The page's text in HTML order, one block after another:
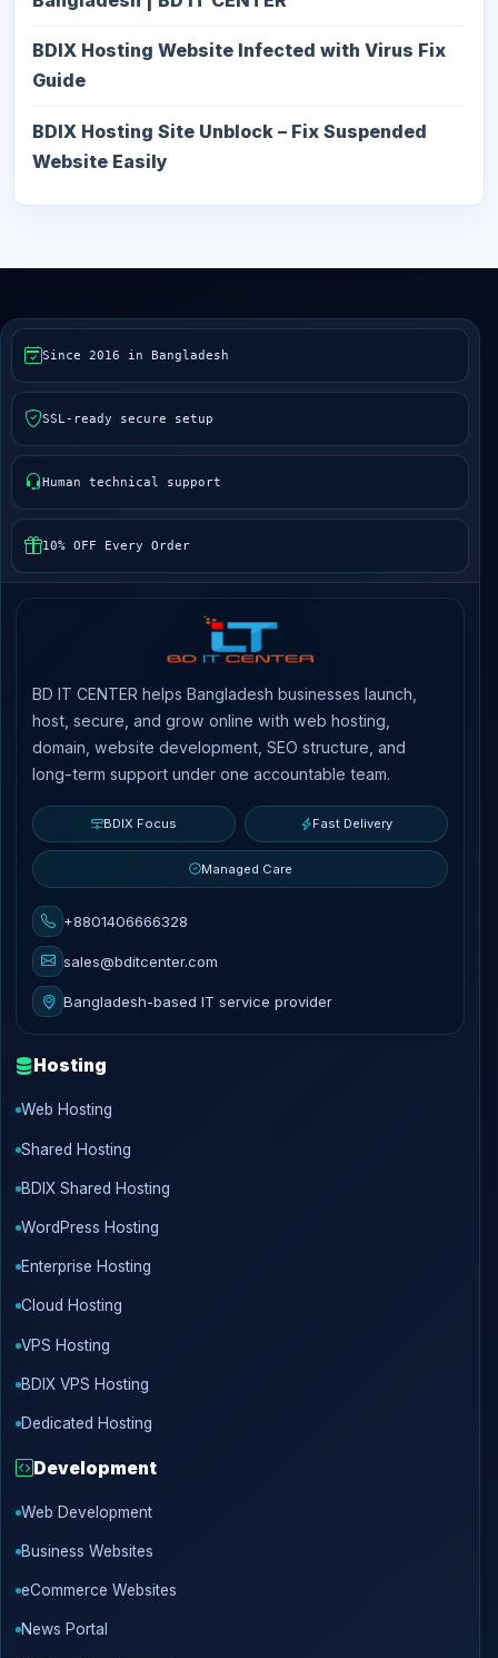
BDIX Hosting Website Infected with Virus Fix
Guide
BDIX Hosting Site Unblock – Fix Suspended
Website Easily
Since 2016 in Bangladesh
SSL-ready secure setup
Human technical support
10% OFF Every Order
BD IT CENTER helps Bangladesh businesses launch,
host, secure, and grow online with web hosting,
domain, website development, SEO structure, and
long-term support under one accountable team.
BDIX Focus Fast Delivery
Managed Care
+8801406666328
sales@bditcenter.com
Bangladesh-based IT service provider
Hosting
Web Hosting
Shared Hosting
BDIX Shared Hosting
WordPress Hosting
Enterprise Hosting
Cloud Hosting
VPS Hosting
BDIX VPS Hosting
Dedicated Hosting
Development
Web Development
Business Websites
eCommerce Websites
News Portal